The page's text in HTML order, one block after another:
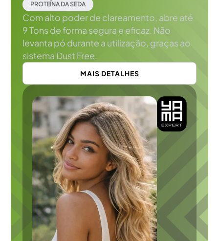
PROTEÍNA DA SEDA
Com alto poder de clareamento, abre até
9 Tons de forma segura e eficaz. Não
levanta pó durante a utilização, graças ao
sistema Dust Free.
MAIS DETALHES